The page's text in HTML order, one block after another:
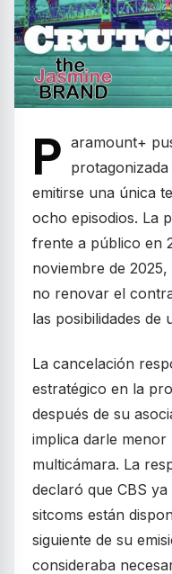
P aramount+
emitirse una única
ocho episodios. La
frente a público en
noviembre de
no renovar el
las posibilidades de
La cancelación
estratégico en la
después de su
implica darle menor
multicámara. La
declaró que CBS
sitcoms están
siguiente de su
consideraba